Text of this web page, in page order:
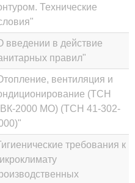
Технические
введении в действие
правил"
вентиляция и
(ТСН
2000 МО) (ТСН 41-302-
требования к